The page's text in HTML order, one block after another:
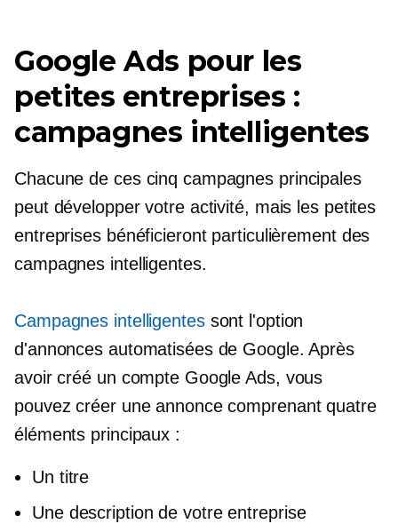
Google Ads pour les
petites entreprises :
campagnes intelligentes
Chacune de ces cinq campagnes principales
peut développer votre activité, mais les petites
entreprises bénéficieront particulièrement des
campagnes intelligentes.
Campagnes intelligentessont l'option
d'annonces automatisées de Google. Après
avoir créé un compte Google Ads, vous
pouvez créer une annonce comprenant quatre
éléments principaux :
Un titre
Une description de votre entreprise